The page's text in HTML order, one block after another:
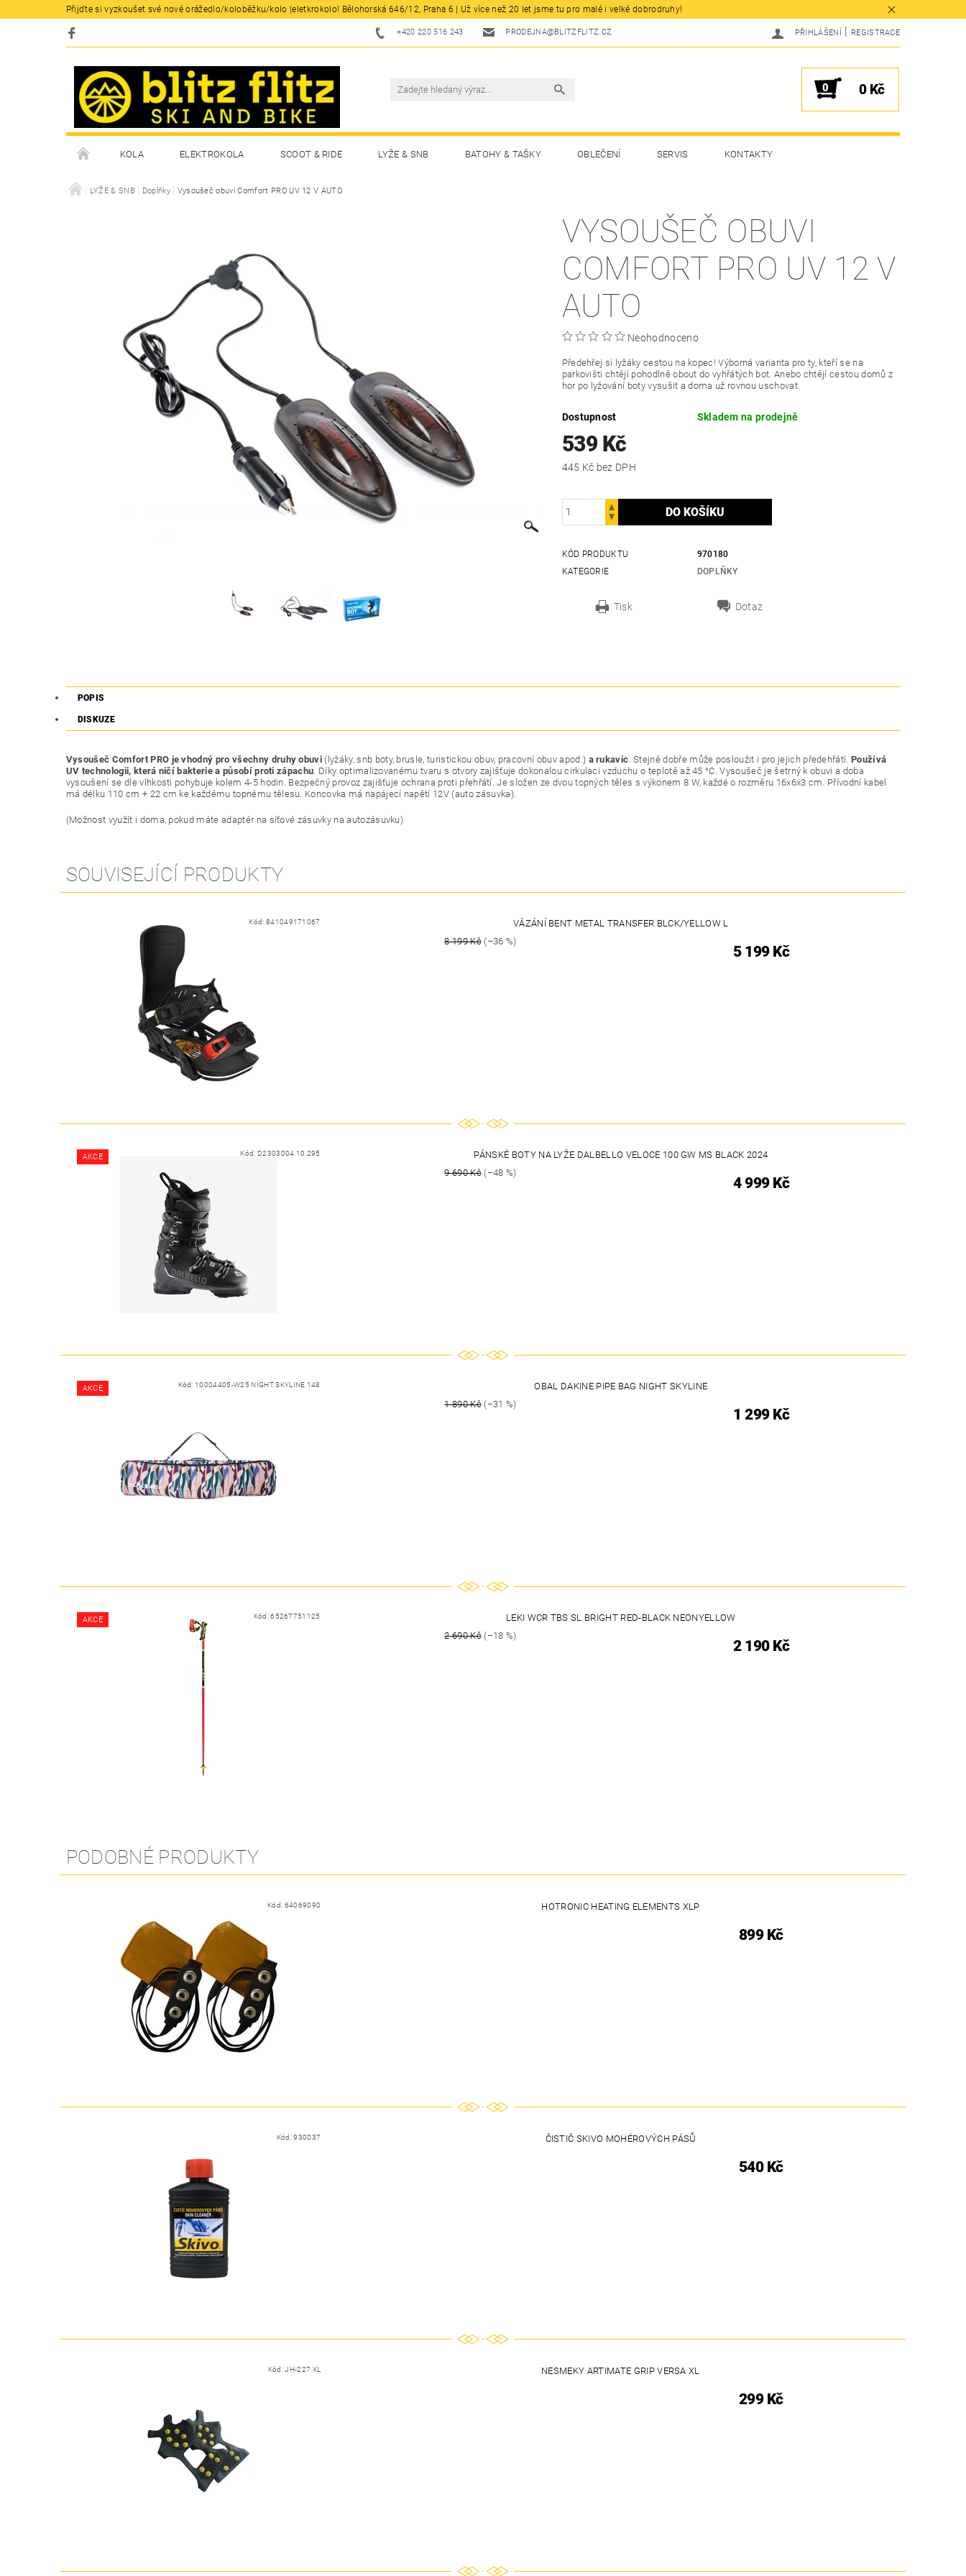
Přijďte si vyzkoušet své nové orážedlo/koloběžku/kolo |eletkrokolo! Bělohorská 646/12, Praha 6 | Už více než 20 let jsme tu pro malé i velké dobrodruhy!
+420 220 516 243 PRODEJNA@BLITZFLITZ.CZ PŘIHLÁŠENÍ REGISTRACE
0 0 Kč
KOLA ELEKTROKOLA SCOOT & RIDE LYŽE & SNB BATOHY & TAŠKY OBLEČENÍ SERVIS KONTAKTY
LYŽE & SNB Doplňky Vysoušeč obuvi Comfort PRO UV 12 V AUTO
VYSOUŠEČ OBUVI
COMFORT PRO UV 12 V
AUTO
Neohodnoceno
Předehřej si lyžáky cestou na kopec! Výborná varianta pro ty, kteří se na
parkovišti chtějí pohodlně obout do vyhřátých bot. Anebo chtějí cestou domů z
hor po lyžování boty vysušit a doma už rovnou uschovat.
Dostupnost Skladem na prodejně
539 Kč
445 Kč bez DPH
KÓD PRODUKTU
970180
KATEGORIE
DOPLŇKY
Tisk Dotaz
POPIS
DISKUZE
Vysoušeč Comfort PRO je vhodný pro všechny druhy obuvi (lyžáky, snb boty, brusle, turistickou obuv, pracovní obuv apod.) a rukavic . Stejně dobře může posloužit i pro jejich předehřátí.Používá
UV technologii, která ničí bakterie a působí proti zápachu . Díky optimalizovanému tvaru s otvory zajišťuje dokonalou cirkulaci vzduchu o teplotě až 45 °C. Vysoušeč je šetrný k obuvi a doba
vysoušení se dle vlhkosti pohybuje kolem 4-5 hodin. Bezpečný provoz zajišťuje ochrana proti přehřátí. Je složen ze dvou topných těles s výkonem 8 W, každé o rozměru 16x6x3 cm. Přívodní kabel
má délku 110 cm + 22 cm ke každému topnému tělesu. Koncovka má napájecí napětí 12V (auto zásuvka).
(Možnost využít i doma, pokud máte adaptér na síťové zásuvky na autozásuvku)
SOUVISEJÍCÍ PRODUKTY
Kód: 841049171067
VÁZÁNÍ BENT METAL TRANSFER BLCK/YELLOW L
8 199 Kč(–36 %)
5 199 Kč
AKCE Kód: D2303004.10.295
PÁNSKÉ BOTY NA LYŽE DALBELLO VELOCE 100 GW MS BLACK 2024
9 690 Kč(–48 %)
4 999 Kč
AKCE Kód: 10004405-W25 NIGHT SKYLINE 148
OBAL DAKINE PIPE BAG NIGHT SKYLINE
1 890 Kč(–31 %)
1 299 Kč
AKCE Kód:65267751125
LEKI WCR TBS SL BRIGHT RED-BLACK NEONYELLOW
2 690 Kč(–18 %)
2 190 Kč
PODOBNÉ PRODUKTY
Kód: 64069090 HOTRONIC HEATING ELEMENTS XLP
899 Kč
Kód:930037 ČISTIČ SKIVO MOHÉROVÝCH PÁSŮ
540 Kč
Kód:JH-227 XL NESMEKY ARTIMATE GRIP VERSA XL
299 Kč